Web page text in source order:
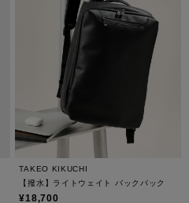
TAKEO KIKUCHI
【撥水】ライトウェイト バックパック
¥18,700